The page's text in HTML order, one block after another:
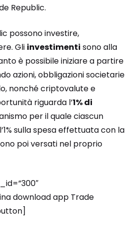
Republic.
possono investire,
Gli investimenti sono alla
è possibile iniziare a partire
azioni, obbligazioni societarie
nonché criptovalute e
riguarda l’1% di
per il quale ciascun
sulla spesa effettuata con la
poi versati nel proprio
download app Trade